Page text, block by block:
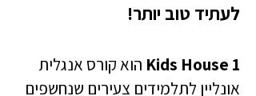
לעתיד טוב יותר!
Kids House 1 הוא קורס אנגלית
אונליין לתלמידים צעירים שנחשפים